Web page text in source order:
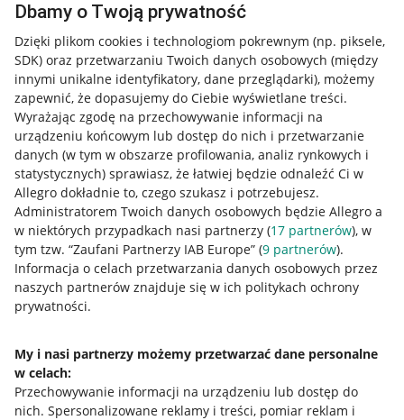
Dbamy o Twoją prywatność
Dzięki plikom cookies i technologiom pokrewnym (np. piksele,
SDK) oraz przetwarzaniu Twoich danych osobowych (między
innymi unikalne identyfikatory, dane przeglądarki), możemy
zapewnić, że dopasujemy do Ciebie wyświetlane treści.
Wyrażając zgodę na przechowywanie informacji na
urządzeniu końcowym lub dostęp do nich i przetwarzanie
danych (w tym w obszarze profilowania, analiz rynkowych i
statystycznych) sprawiasz, że łatwiej będzie odnaleźć Ci w
Allegro dokładnie to, czego szukasz i potrzebujesz.
Administratorem Twoich danych osobowych będzie Allegro a
w niektórych przypadkach nasi partnerzy (17 partnerów), w
tym tzw. “Zaufani Partnerzy IAB Europe” (9 partnerów).
Informacja o celach przetwarzania danych osobowych przez
naszych partnerów znajduje się w ich politykach ochrony
prywatności.
My i nasi partnerzy możemy przetwarzać dane personalne
w celach:
Przechowywanie informacji na urządzeniu lub dostęp do
nich. Spersonalizowane reklamy i treści, pomiar reklam i
Nawigacja
Przydatne informacje
Jak to działa
Allegro Gadane dla sprzedających
Allegro Gadane dla kupujących